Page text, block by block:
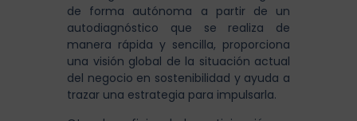
de forma autónoma a partir de un
autodiagnóstico que se realiza de
manera rápida y sencilla, proporciona
una visión global de la situación actual
del negocio en sostenibilidad y ayuda a
trazar una estrategia para impulsarla.